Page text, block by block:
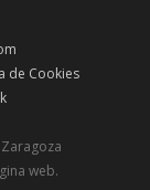
de Cookies
web.